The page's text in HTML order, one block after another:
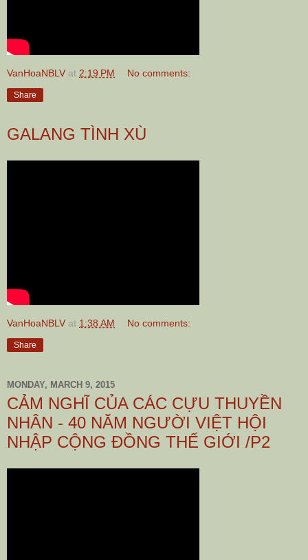
VanHoaNBLV at 2:19 PM No comments:
Share
GALANG TÌNH XÙ
VanHoaNBLV at 1:38 AM No comments:
Share
MONDAY, MARCH 9, 2015
CẢM NGHĨ CỦA CÁC CỰU THUYỀN
NHÂN - 40 NĂM NGƯỜI VIỆT HỘI
NHẬP CỘNG ĐỒNG THẾ GIỚI /P2